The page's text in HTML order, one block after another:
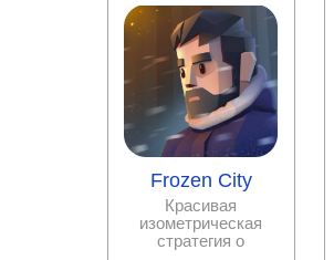
Frozen City
Красивая
изометрическая
стратегия о